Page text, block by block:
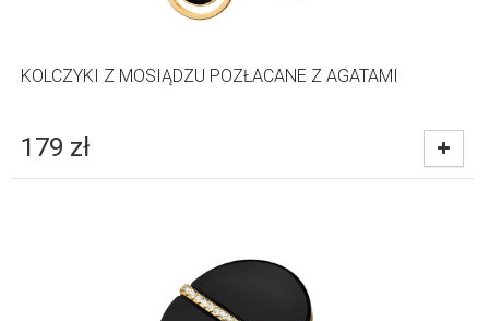
KOLCZYKI Z MOSIĄDZU POZŁACANE Z AGATAMI
179 zł